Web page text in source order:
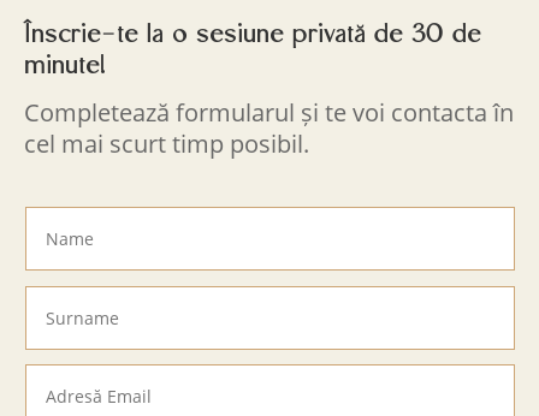
Înscrie-te la o sesiune privată de 30 de
minute!
Completează formularul și te voi contacta în
cel mai scurt timp posibil.